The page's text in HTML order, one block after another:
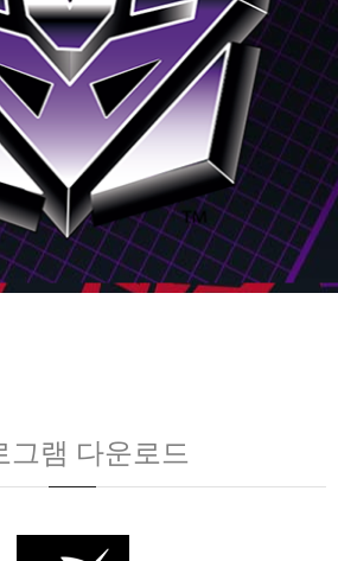
그램 다운로드